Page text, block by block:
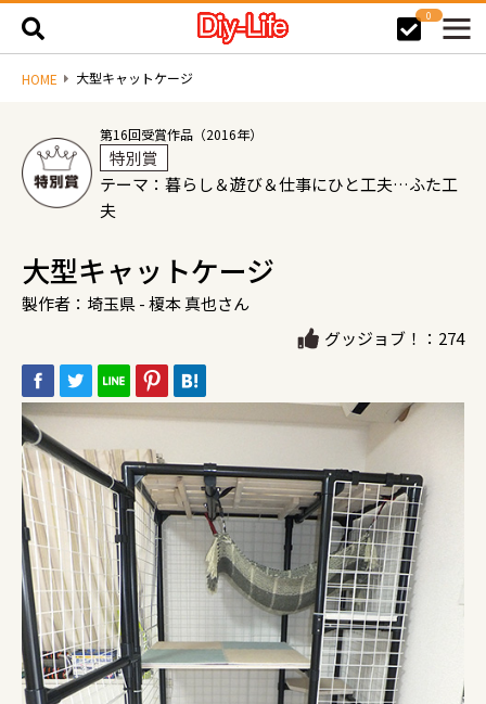
0
HOME 大型キャットケージ
第16回受賞作品（2016年）
特別賞
テーマ：暮らし＆遊び＆仕事にひと工夫…ふた工
夫
大型キャットケージ
製作者：埼玉県 - 榎本 真也さん
グッジョブ！：274